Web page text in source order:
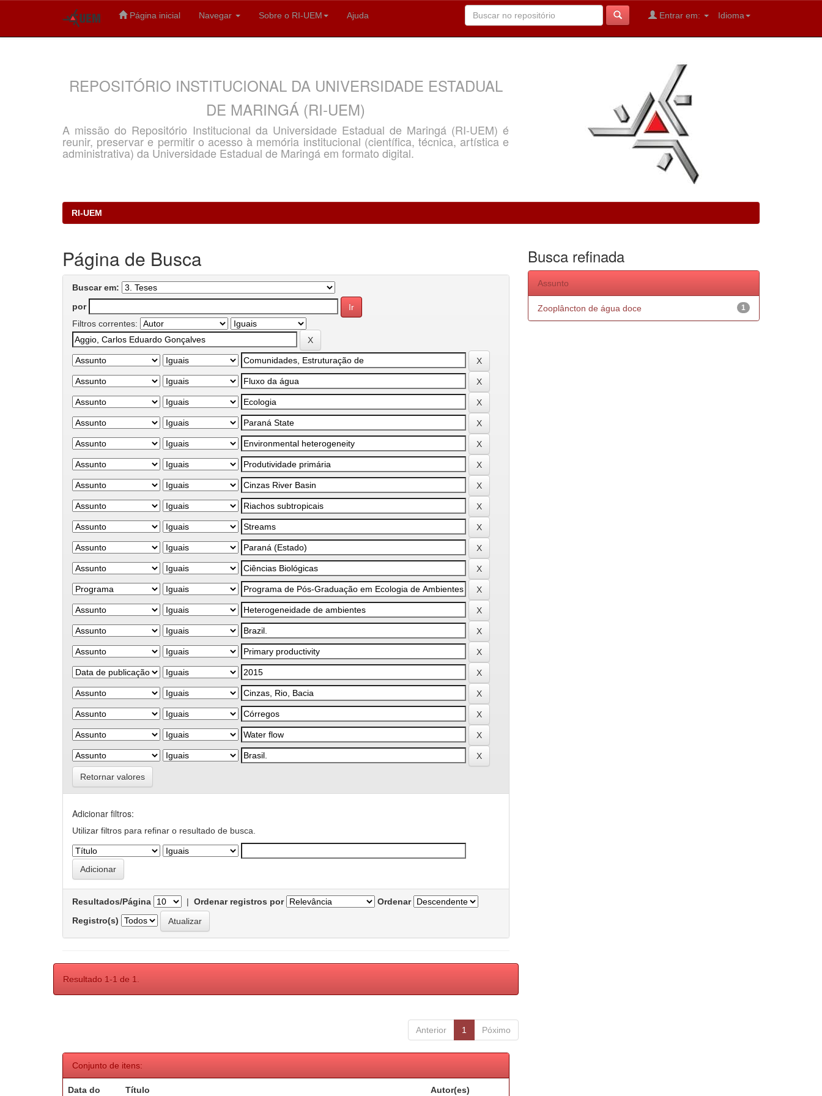
Página inicial Navegar Sobre o RI-UEM Ajuda Idioma
Entrar em:
REPOSITÓRIO INSTITUCIONAL DA UNIVERSIDADE ESTADUAL
DE MARINGÁ (RI-UEM)
A missão do Repositório Institucional da Universidade Estadual de Maringá (RI-UEM) é
reunir, preservar e permitir o acesso à memória institucional (científica, técnica, artística e
administrativa) da Universidade Estadual de Maringá em formato digital.
RI-UEM
Página de Busca
Buscar em:
por
Filtros correntes:
Retornar valores
Adicionar filtros:
Utilizar filtros para refinar o resultado de busca.
Resultados/Página | Ordenar registros por
Ordenar
Registro(s)
Resultado 1-1 de 1.
Anterior 1 Póximo
Conjunto de itens:
Data do Título Autor(es)
Busca refinada
Assunto
1
Zooplâncton de água doce